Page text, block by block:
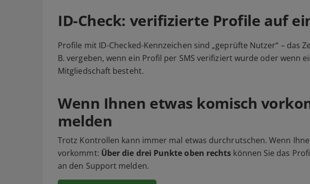
ID-Check: verifizierte Profile auf
Profile mit ID-Checked-Kennzeichen sind „geprüfte Nutzer“ – das
B. vergeben, wenn ein Profil per SMS verifiziert wurde oder wenn
Mitgliedschaft besteht.
Wenn Ihnen etwas komisch
melden
Trotz Kontrollen kann immer mal etwas durchrutschen. Wenn
vorkommt: Über die drei Punkte oben rechts können Sie das
an den Support melden.